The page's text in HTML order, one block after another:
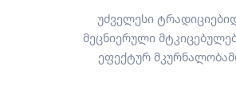
უძველესი
მეცნიერული
ეფექტურ